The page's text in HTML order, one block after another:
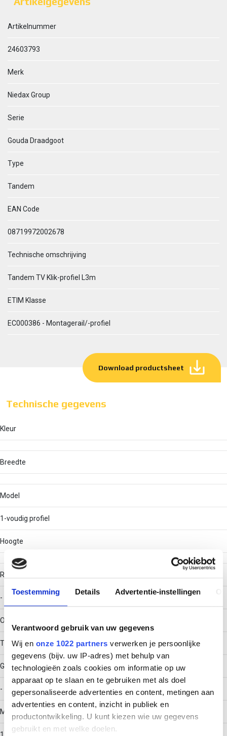
Toestemming Details Advertentie-instellingen
Verantwoord gebruik van uw gegevens
Wij en onze 1022 partners verwerken je persoonlijke
gegevens (bijv. uw IP-adres) met behulp van
technologieën zoals cookies om informatie op uw
apparaat op te slaan en te gebruiken met als doel
gepersonaliseerde advertenties en content, metingen aan
advertenties en content, inzicht in publiek en
productontwikkeling. U kunt kiezen wie uw gegevens
gebruikt en met welke doelen.
Artikelnummer
24603793
Merk
Niedax Group
Serie
Gouda Draadgoot
Type
Tandem
EAN Code
08719972002678
Technische omschrijving
Tandem TV Klik-profiel L3m
ETIM Klasse
EC000386 - Montagerail/-profiel
Download productsheet
Technische gegevens
Kleur
Breedte
Model
1-voudig profiel
Hoogte
RAL-nummer
-
Oppervlaktebescherming
Thermisch verzinkt (Hot-dip)
Gewicht
-
Materiaaldikte